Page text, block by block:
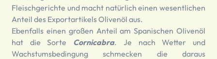
Fleischgerichte und macht natürlich einen wesentlichen
Anteil des Exportartikels Olivenöl aus.
Ebenfalls einen großen Anteil am Spanischen Olivenöl
hat die Sorte Cornicabra. Je nach Wetter und
Wachstumsbedingung schmecken die daraus